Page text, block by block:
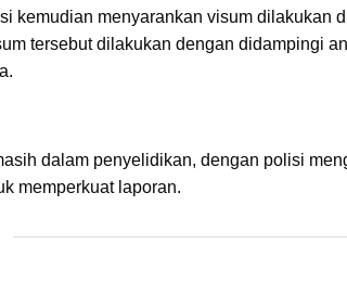
kemudian menyarankan visum dilakukan
tersebut dilakukan dengan didampingi
dalam penyelidikan, dengan polisi
memperkuat laporan.